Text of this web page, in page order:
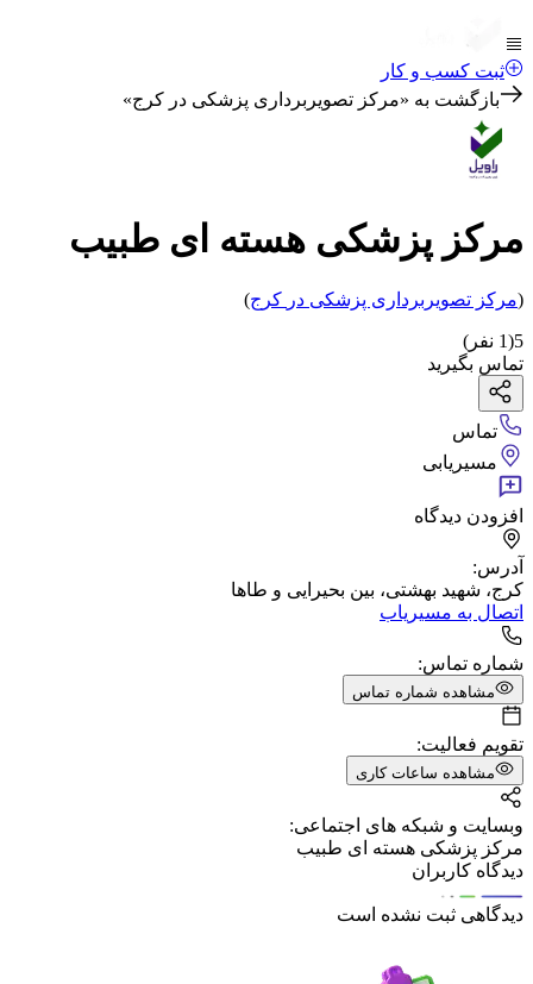
ثبت کسب و کار
بازگشت به «مرکز تصویربرداری پزشکی در کرج»
مرکز پزشکی هسته ای طبیب
(مرکز تصویربرداری پزشکی در کرج)
5
(
1 نفر)
تماس بگیرید
تماس
مسیریابی
افزودن دیدگاه
آدرس:
کرج، شهید بهشتی، بین بحیرایی و طاها
اتصال به مسیریاب
شماره تماس:
مشاهده شماره تماس
تقویم فعالیت:
مشاهده ساعات کاری
وبسایت و شبکه های اجتماعی:
مرکز پزشکی هسته ای طبیب
دیدگاه کاربران
دیدگاهی ثبت نشده است